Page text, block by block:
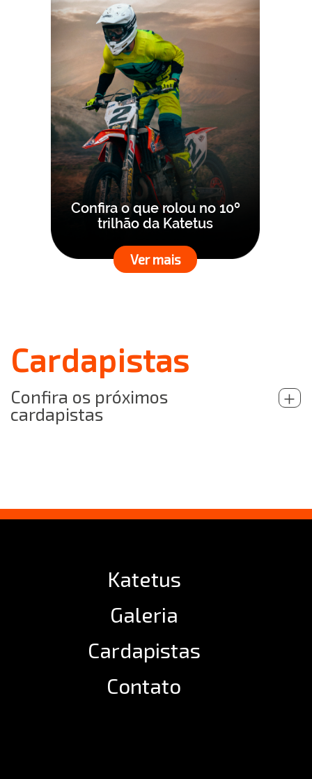
Confira o que rolou no 10º
trilhão da Katetus
Ver mais
Cardapistas
Confira os próximos
cardapistas
+
Katetus
Galeria
Cardapistas
Contato